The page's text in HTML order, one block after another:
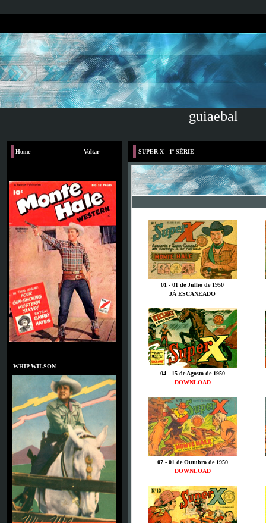
guiaebal
Home Voltar
WHIP WILSON
SUPER X - 1ª SÉRIE
01 - 01 de Julho de 1950
JÁ ESCANEADO
04 - 15 de Agosto de 1950
DOWNLOAD
07 - 01 de Outubro de 1950
DOWNLOAD